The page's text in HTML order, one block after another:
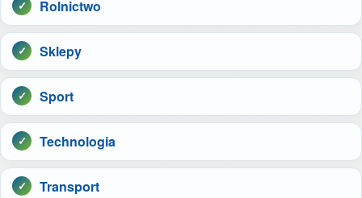
Rolnictwo
Sklepy
Sport
Technologia
Transport